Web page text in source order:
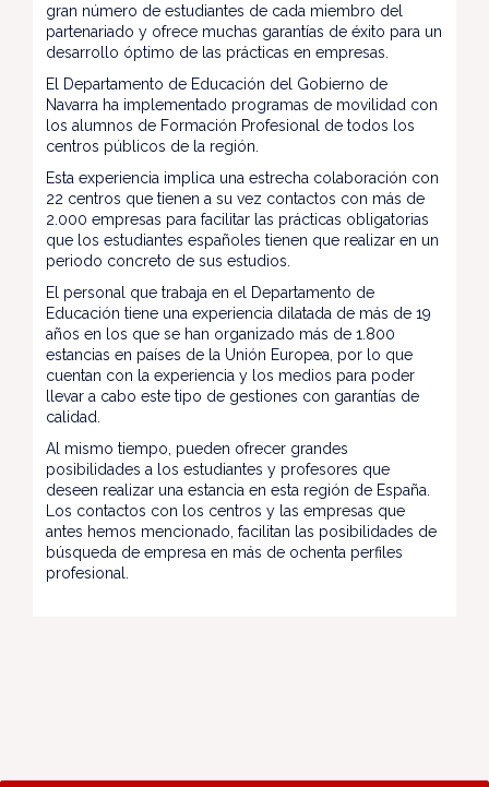
gran número de estudiantes de cada miembro del
partenariado y ofrece muchas garantías de éxito para un
desarrollo óptimo de las prácticas en empresas.
El Departamento de Educación del Gobierno de
Navarra ha implementado programas de movilidad con
los alumnos de Formación Profesional de todos los
centros públicos de la región.
Esta experiencia implica una estrecha colaboración con
22 centros que tienen a su vez contactos con más de
2.000 empresas para facilitar las prácticas obligatorias
que los estudiantes españoles tienen que realizar en un
periodo concreto de sus estudios.
El personal que trabaja en el Departamento de
Educación tiene una experiencia dilatada de más de 19
años en los que se han organizado más de 1.800
estancias en países de la Unión Europea, por lo que
cuentan con la experiencia y los medios para poder
llevar a cabo este tipo de gestiones con garantías de
calidad.
Al mismo tiempo, pueden ofrecer grandes
posibilidades a los estudiantes y profesores que
deseen realizar una estancia en esta región de España.
Los contactos con los centros y las empresas que
antes hemos mencionado, facilitan las posibilidades de
búsqueda de empresa en más de ochenta perfiles
profesional.